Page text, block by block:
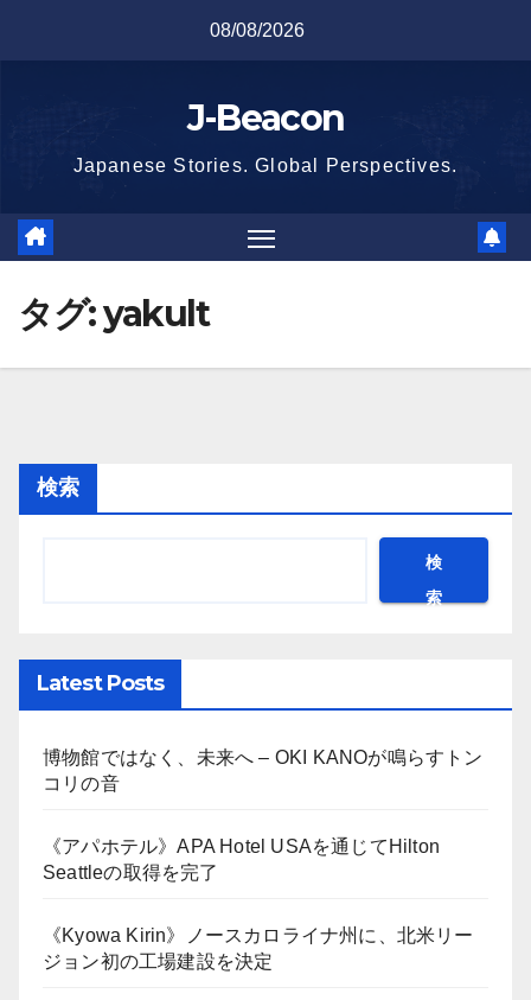
08/08/2026
J-Beacon
Japanese Stories. Global Perspectives.
タグ:yakult
検索
検
索
Latest Posts
博物館ではなく、未来へ – OKI KANOが鳴らすトン
コリの音
《アパホテル》APA Hotel USAを通じてHilton
Seattleの取得を完了
《Kyowa Kirin》ノースカロライナ州に、北米リー
ジョン初の工場建設を決定